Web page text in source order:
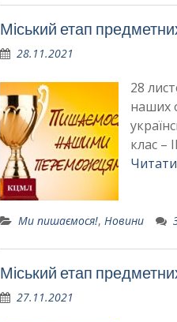
Міський етап
28.11.2021
28
наших
клас –
Ми пишаємося!, Новини
Міський етап
27.11.2021